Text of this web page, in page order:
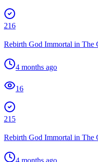
216
Rebirth God Immortal in
4 months ago
16
215
Rebirth God Immortal in
4 months ago